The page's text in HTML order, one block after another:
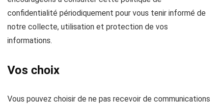
confidentialité périodiquement pour vous tenir informé de
notre collecte, utilisation et protection de vos
informations.
Vos choix
Vous pouvez choisir de ne pas recevoir de communications